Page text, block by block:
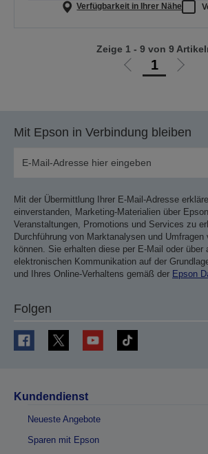
Verfügbarkeit in Ihrer Nähe
Zur
1
Zur
Zeige 1 - 9 von 9
Mit Epson in Verbindung bleiben
Mit der Übermittlung Ihrer E-Mail-Adresse
einverstanden, Marketing-Materialien über
Veranstaltungen, Promotions und Services zu
Durchführung von Marktanalysen und Umfragen
können. Sie erhalten diese per E-Mail oder über
elektronischen Kommunikation auf der
und Ihres Online-Verhaltens gemäß der Epson
Folgen
Kundendienst
Neueste Angebote
Sparen mit Epson